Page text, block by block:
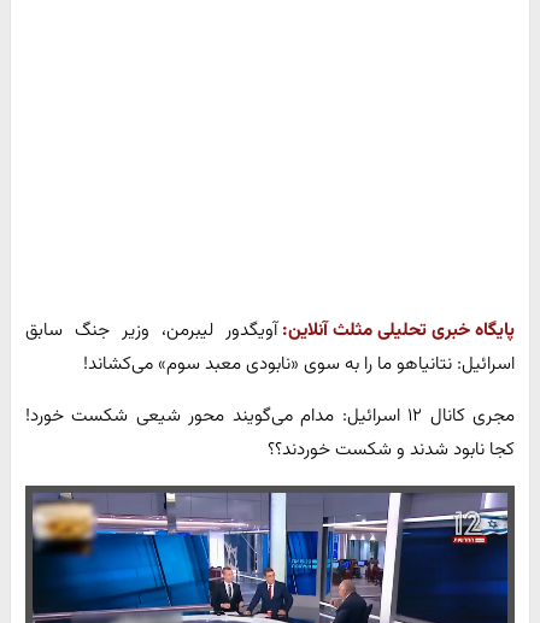
پایگاه خبری تحلیلی مثلث آنلاین: آویگدور لیبرمن، وزیر جنگ سابق
اسرائیل: نتانیاهو ما را به سوی «نابودی معبد سوم» می‌کشاند!
مجری کانال ۱۲ اسرائیل: مدام می‌گویند محور شیعی شکست خورد!
کجا نابود شدند و شکست خوردند؟؟